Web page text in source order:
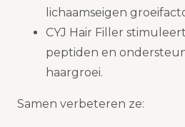
lichaamseigen
CYJ Hair Filler
peptiden en
haargroei.
Samen verbeteren ze: